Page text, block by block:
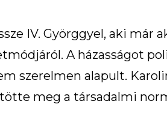
IV. Györggyel, aki már
A házasságot
szerelmen alapult.
meg a társadalmi